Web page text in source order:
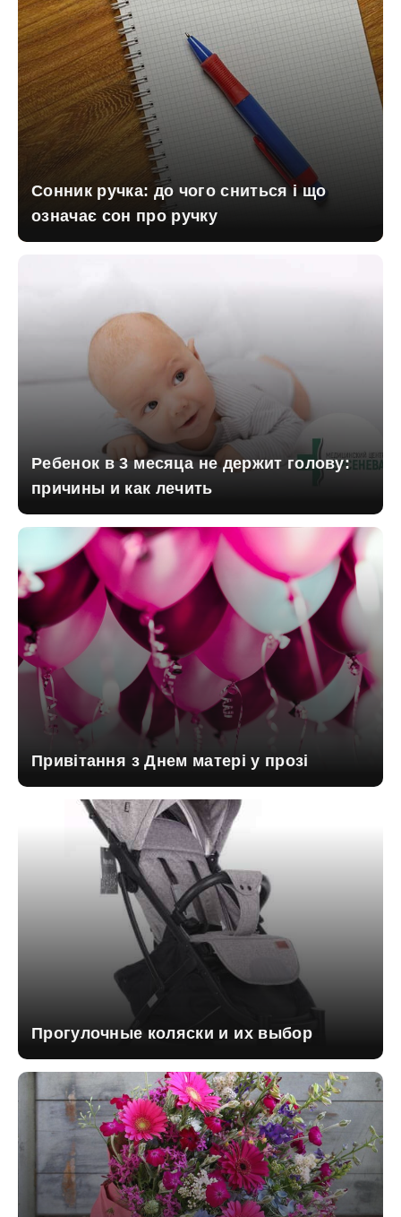
Сонник ручка: до чого сниться і що
означає сон про ручку
Ребенок в 3 месяца не держит голову:
причины и как лечить
Привітання з Днем матері у прозі
Прогулочные коляски и их выбор